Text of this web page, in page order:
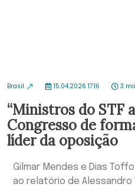
Brasil 15.04.2026 17:16 3
“Ministros do STF
Congresso de
líder da oposição
Gilmar Mendes e Dias
ao relatório de Alessandro